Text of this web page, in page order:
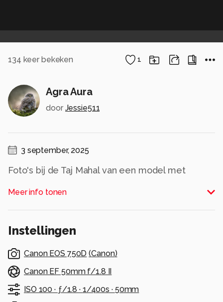
134 keer bekeken 1
Agra Aura
door Jessie511
3 september, 2025
Foto's bij de Taj Mahal van een model met
Meer info tonen
Instellingen
Canon EOS 750D (Canon)
Canon EF 50mm f/1.8 II
ISO 100 · ƒ/1.8 · 1/400s · 50mm